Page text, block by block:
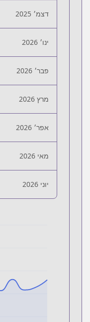
דצמ׳ 2025
ינו׳ 2026
פבר׳ 2026
מרץ 2026
אפר׳ 2026
מאי 2026
יוני 2026